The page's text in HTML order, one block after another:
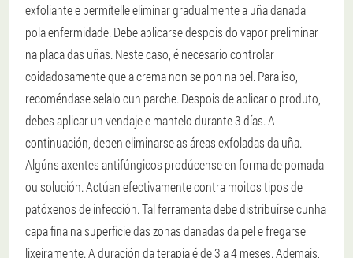
exfoliante e permítelle eliminar gradualmente a uña danada
pola enfermidade. Debe aplicarse despois do vapor preliminar
na placa das uñas. Neste caso, é necesario controlar
coidadosamente que a crema non se pon na pel. Para iso,
recoméndase selalo cun parche. Despois de aplicar o produto,
debes aplicar un vendaje e mantelo durante 3 días. A
continuación, deben eliminarse as áreas exfoladas da uña.
Algúns axentes antifúngicos prodúcense en forma de pomada
ou solución. Actúan efectivamente contra moitos tipos de
patóxenos de infección. Tal ferramenta debe distribuírse cunha
capa fina na superficie das zonas danadas da pel e fregarse
lixeiramente. A duración da terapia é de 3 a 4 meses. Ademais,